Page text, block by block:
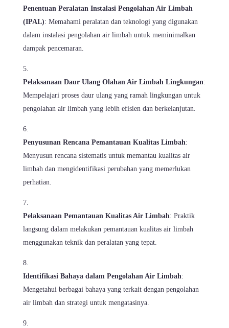
Penentuan Peralatan Instalasi Pengolahan Air Limbah
(IPAL): Memahami peralatan dan teknologi yang digunakan
dalam instalasi pengolahan air limbah untuk meminimalkan
dampak pencemaran.
Pelaksanaan Daur Ulang Olahan Air Limbah Lingkungan:
Mempelajari proses daur ulang yang ramah lingkungan untuk
pengolahan air limbah yang lebih efisien dan berkelanjutan.
Penyusunan Rencana Pemantauan Kualitas Limbah:
Menyusun rencana sistematis untuk memantau kualitas air
limbah dan mengidentifikasi perubahan yang memerlukan
perhatian.
Pelaksanaan Pemantauan Kualitas Air Limbah: Praktik
langsung dalam melakukan pemantauan kualitas air limbah
menggunakan teknik dan peralatan yang tepat.
Identifikasi Bahaya dalam Pengolahan Air Limbah:
Mengetahui berbagai bahaya yang terkait dengan pengolahan
air limbah dan strategi untuk mengatasinya.